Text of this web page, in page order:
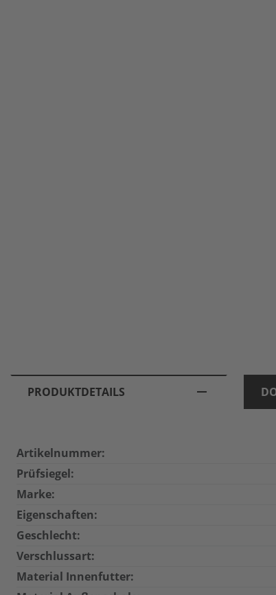
PRODUKTDETAILS
Artikelnummer:
Prüfsiegel:
Marke:
Eigenschaften:
Geschlecht:
Verschlussart:
Material Innenfutter: